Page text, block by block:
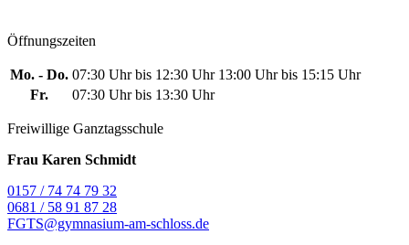
Öffnungszeiten
Mo. - Do. 07:30 Uhr bis 12:30 Uhr 13:00 Uhr bis 15:15 Uhr
Fr.
07:30 Uhr bis 13:30 Uhr
Freiwillige Ganztagsschule
Frau Karen Schmidt
0157 / 74 74 79 32
0681 / 58 91 87 28
FGTS@gymnasium-am-schloss.de